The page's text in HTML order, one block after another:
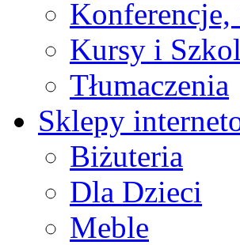
Konferencje,
Kursy i
Tłumaczenia
Sklepy
Biżuteria
Dla Dzieci
Meble